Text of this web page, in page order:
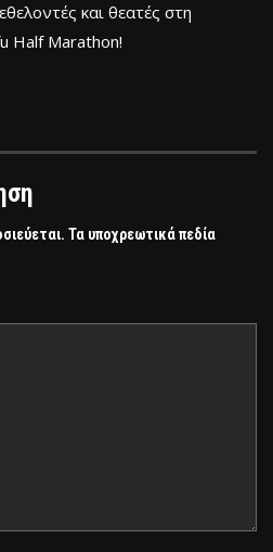
και θεατές στη
Half Marathon!
Τα υποχρεωτικά πεδία